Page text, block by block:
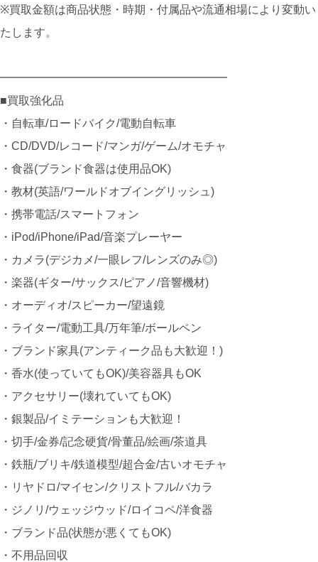
※買取金額は商品状態・時期・付属品や流通相場により変動い
たします。
━━━━━━━━━━━━━━━━━━━━
■買取強化品
・自転車/ロードバイク/電動自転車
・CD/DVD/レコード/マンガ/ゲーム/オモチャ
・食器(ブランド食器は使用品OK)
・教材(英語/ワールドオブイングリッシュ)
・携帯電話/スマートフォン
・iPod/iPhone/iPad/音楽プレーヤー
・カメラ(デジカメ/一眼レフ/レンズのみ◎)
・楽器(ギター/サックス/ピアノ/音響機材)
・オーディオ/スピーカー/望遠鏡
・ライター/電動工具/万年筆/ボールペン
・ブランド家具(アンティーク品も大歓迎！)
・香水(使っていてもOK)/美容器具もOK
・アクセサリー(壊れていてもOK)
・銀製品/イミテーションも大歓迎！
・切手/金券/記念硬貨/骨董品/絵画/茶道具
・鉄瓶/ブリキ/鉄道模型/超合金/古いオモチャ
・リヤドロ/マイセン/クリストフル/バカラ
・ジノリ/ウェッジウッド/ロイコペ/洋食器
・ブランド品(状態が悪くてもOK)
・不用品回収